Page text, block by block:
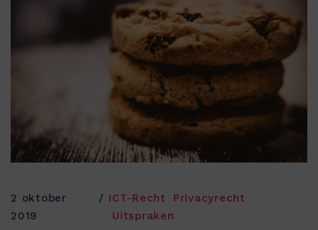
2 oktober
2019
ICT-Recht
Privacyrecht
Uitspraken